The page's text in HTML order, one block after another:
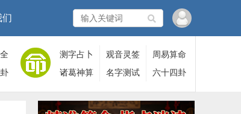
们
测字占卜 观音灵签
周易算命
诸葛神算
名字测试 六十四卦